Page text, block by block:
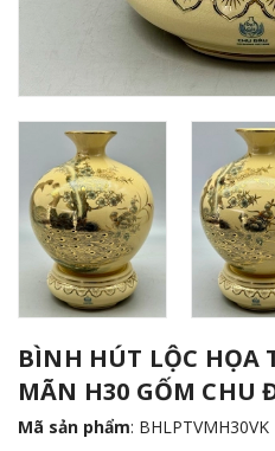
BÌNH HÚT LỘC HỌA
MÃN H30 GỐM CHU
Mã sản phẩm: BHLPTVMH30VK